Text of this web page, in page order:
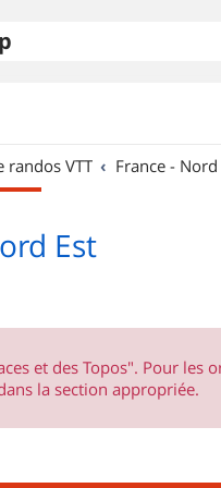
randos VTT France - Nord
Est
et des Topos". Pour les
la section appropriée.